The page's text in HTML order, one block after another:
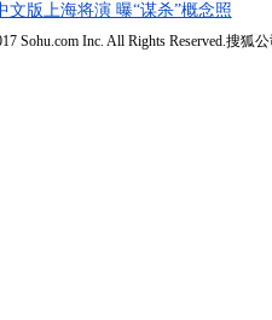
文版上海将演 曝“谋杀”概念照
Sohu.com Inc. All Rights Reserved.搜狐